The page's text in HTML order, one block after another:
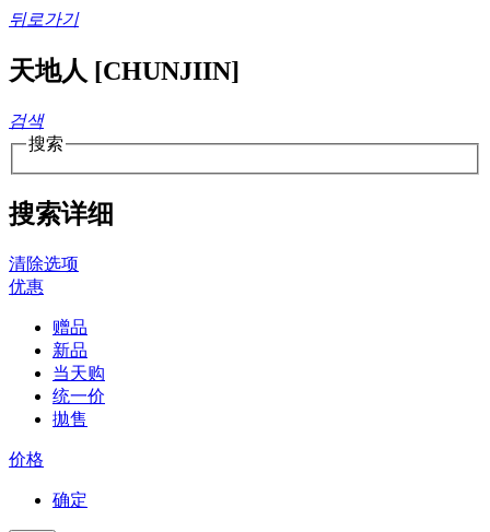
뒤로가기
天地人 [CHUNJIIN]
검색
搜索
搜索详细
清除选项
优惠
赠品
新品
当天购
统一价
拋售
价格
确定